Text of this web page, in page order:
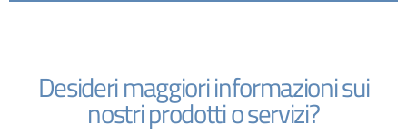
Desideri maggiori informazioni sui
nostri prodotti o servizi?